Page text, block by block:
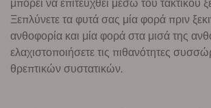
μπορεί να επιτευχθεί μέσω του τακτικού
Ξεπλύνετε τα φυτά σας μία φορά πριν
ανθοφορία και μία φορά στα μισά της
ελαχιστοποιήσετε τις πιθανότητες
θρεπτικών συστατικών.